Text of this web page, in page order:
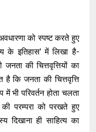
को स्पष्ट करते हुए
के इतिहास' में लिखा है-
की चित्तवृत्तियों का
है कि जनता की चित्तवृत्ति
भी परिवर्तन होता चलता
परम्परा को परखते हुए
दिखाना ही साहित्य का